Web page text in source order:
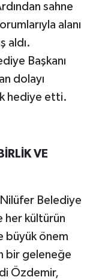
sahne
alanı
aldı.
Başkanı
dolayı
hediye etti.
VE
Belediye
her kültürün
büyük önem
bir geleneğe
Özdemir,